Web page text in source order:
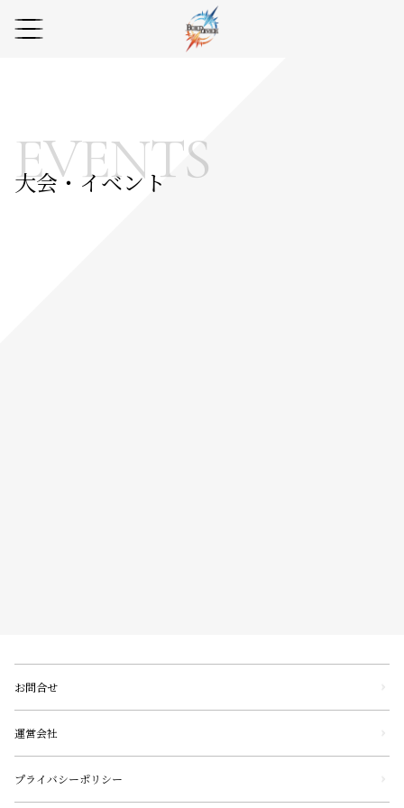
EVENTS
大会・イベント
お問合せ
運営会社
プライバシーポリシー